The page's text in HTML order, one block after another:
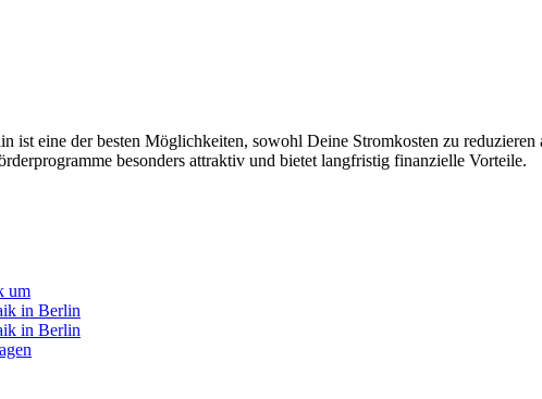
ist eine der besten Möglichkeiten, sowohl Deine Stromkosten zu
besonders attraktiv und bietet langfristig finanzielle Vorteile.
um
in Berlin
in Berlin